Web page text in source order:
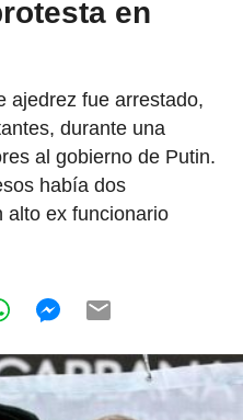
en
ajedrez fue arrestado,
durante una
al gobierno de Putin.
había dos
alto ex funcionario